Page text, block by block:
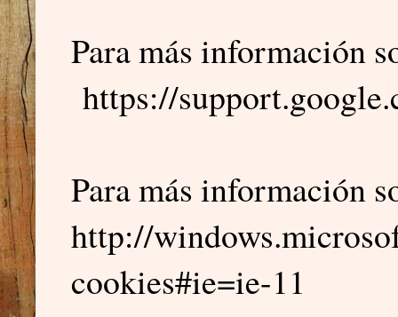
Para más información
https://
Para más información
http://
cookies#ie=ie-11